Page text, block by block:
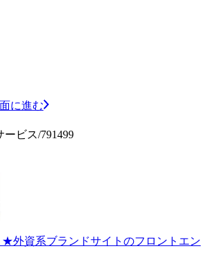
に進む
ビス/791499
★外資系ブランドサイトのフロントエン